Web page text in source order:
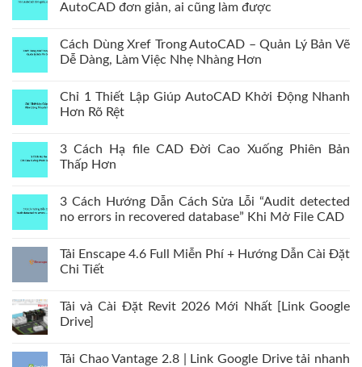
AutoCAD đơn giản, ai cũng làm được
Cách Dùng Xref Trong AutoCAD – Quản Lý Bản Vẽ
Dễ Dàng, Làm Việc Nhẹ Nhàng Hơn
Chỉ 1 Thiết Lập Giúp AutoCAD Khởi Động Nhanh
Hơn Rõ Rệt
3 Cách Hạ file CAD Đời Cao Xuống Phiên Bản
Thấp Hơn
3 Cách Hướng Dẫn Cách Sửa Lỗi “Audit detected
no errors in recovered database” Khi Mở File CAD
Tải Enscape 4.6 Full Miễn Phí + Hướng Dẫn Cài Đặt
Chi Tiết
Tải và Cài Đặt Revit 2026 Mới Nhất [Link Google
Drive]
Tải Chao Vantage 2.8 | Link Google Drive tải nhanh